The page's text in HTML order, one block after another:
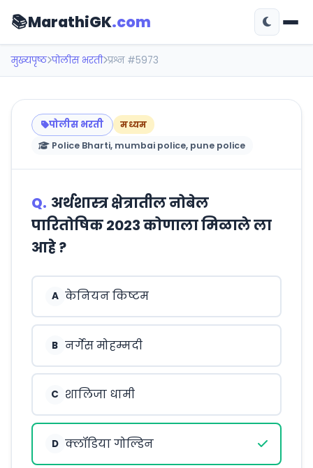
📚MarathiGK.com
मुख्यपृष्ठ पोलीस भरती प्रश्न #5973
पोलीस भरती
मध्यम
Police Bharti, mumbai police, pune police
Q. अर्थशास्त्र क्षेत्रातील नोबेल
पारितोषिक 2023 कोणाला मिळाले ला
आहे ?
A केनियन किष्टम
B नर्गेस मोहम्मदी
C शालिजा धामी
D क्लॉडिया गोल्डिन